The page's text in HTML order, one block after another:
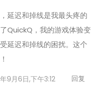
延迟和掉线是我最头疼的
QuickQ，我的游戏体验变
延迟和掉线的困扰。这个
9月6日,下午3:12 回复